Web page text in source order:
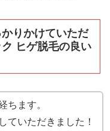
かりかけていただ
ヒゲ脱毛の良い
ちます。
ていただきました！